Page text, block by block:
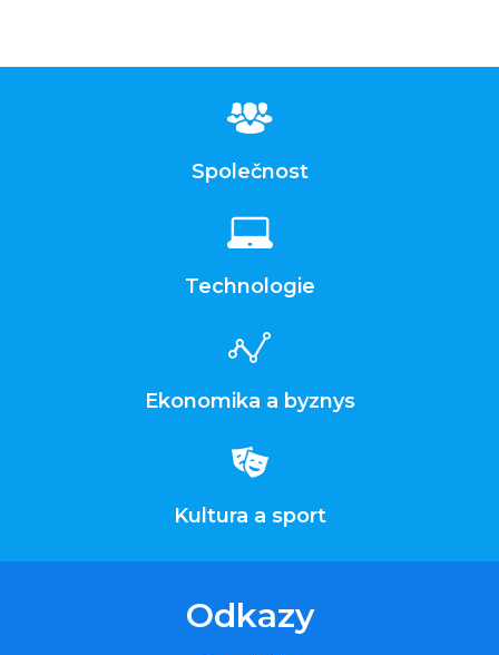
Společnost
Technologie
Ekonomika a byznys
Kultura a sport
Odkazy